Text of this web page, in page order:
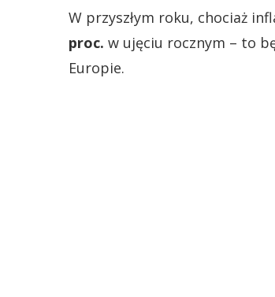
W przyszłym roku, chociaż
proc. w ujęciu rocznym – to
Europie.